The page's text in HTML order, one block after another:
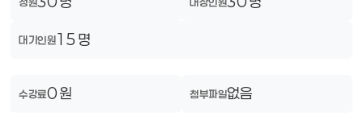
대기인원15 명
수강료0 원 첨부파일없음